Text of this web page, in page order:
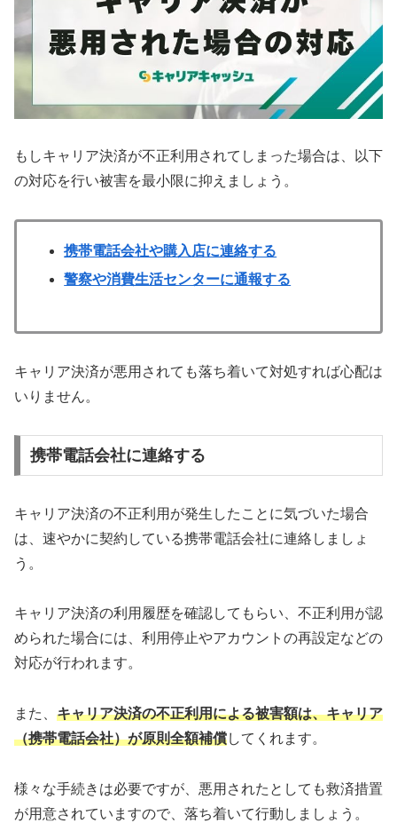
もしキャリア決済が不正利用されてしまった場合は、以下
の対応を行い被害を最小限に抑えましょう。
携帯電話会社や購入店に連絡する
警察や消費生活センターに通報する
キャリア決済が悪用されても落ち着いて対処すれば心配は
いりません。
携帯電話会社に連絡する
キャリア決済の不正利用が発生したことに気づいた場合
は、速やかに契約している携帯電話会社に連絡しましょ
う。
キャリア決済の利用履歴を確認してもらい、不正利用が認
められた場合には、利用停止やアカウントの再設定などの
対応が行われます。
また、 キャリア決済の不正利用による被害額は、キャリア
（携帯電話会社）が原則全額補償してくれます。
様々な手続きは必要ですが、悪用されたとしても救済措置
が用意されていますので、落ち着いて行動しましょう。